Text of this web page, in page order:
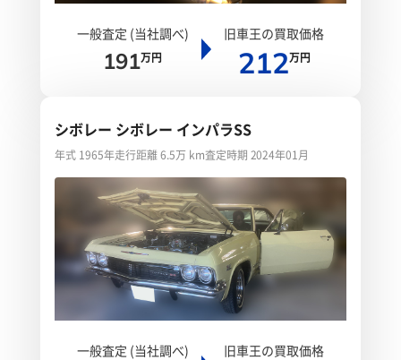
一般査定 (当社調べ)
191万円
旧車王の買取価格
212万円
シボレー シボレー インパラSS
年式 1965年走行距離 6.5万 km査定時期 2024年01月
一般査定 (当社調べ) 旧車王の買取価格